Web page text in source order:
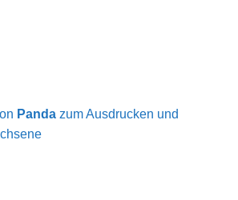
Panda zum Ausdrucken und